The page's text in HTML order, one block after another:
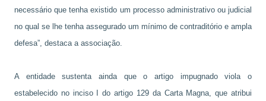
necessário que tenha existido um processo administrativo ou judicial
no qual se lhe tenha assegurado um mínimo de contraditório e ampla
defesa”, destaca a associação.
A entidade sustenta ainda que o artigo impugnado viola o
estabelecido no inciso I do artigo 129 da Carta Magna, que atribui